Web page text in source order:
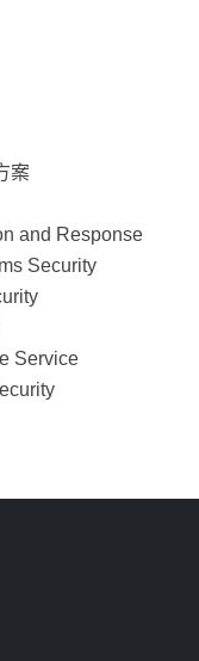
案
and Response
Security
Service